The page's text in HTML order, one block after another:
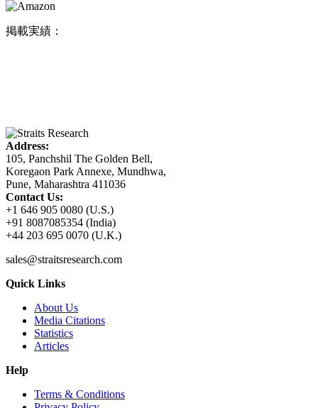
掲載実績：
Address:
105, Panchshil The Golden Bell,
Koregaon Park Annexe, Mundhwa,
Pune, Maharashtra 411036
Contact Us:
+1 646 905 0080 (U.S.)
+91 8087085354 (India)
+44 203 695 0070 (U.K.)
sales@straitsresearch.com
Quick Links
About Us
Media Citations
Statistics
Articles
Help
Terms & Conditions